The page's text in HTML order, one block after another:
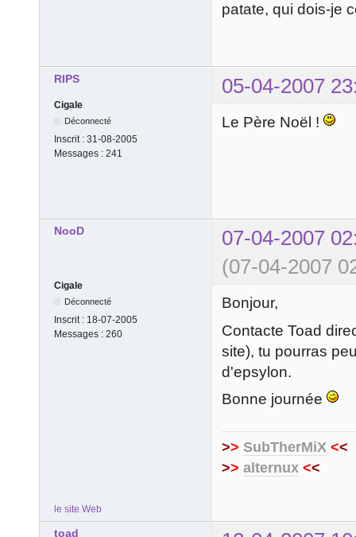
patate, qui dois-je
RIPS 05-04-2007
Cigale
Déconnecté
Inscrit : 31-08-2005
Messages : 241
Le Père Noël !
NooD
07-04-2007
(07-04-2007
Cigale
Déconnecté
Inscrit : 18-07-2005
Messages : 260
Bonjour,
Contacte Toad
site), tu pourras
d'epsylon.
Bonne journée
>> SubTherMiX <<
>> alternux <<
le site Web
toad